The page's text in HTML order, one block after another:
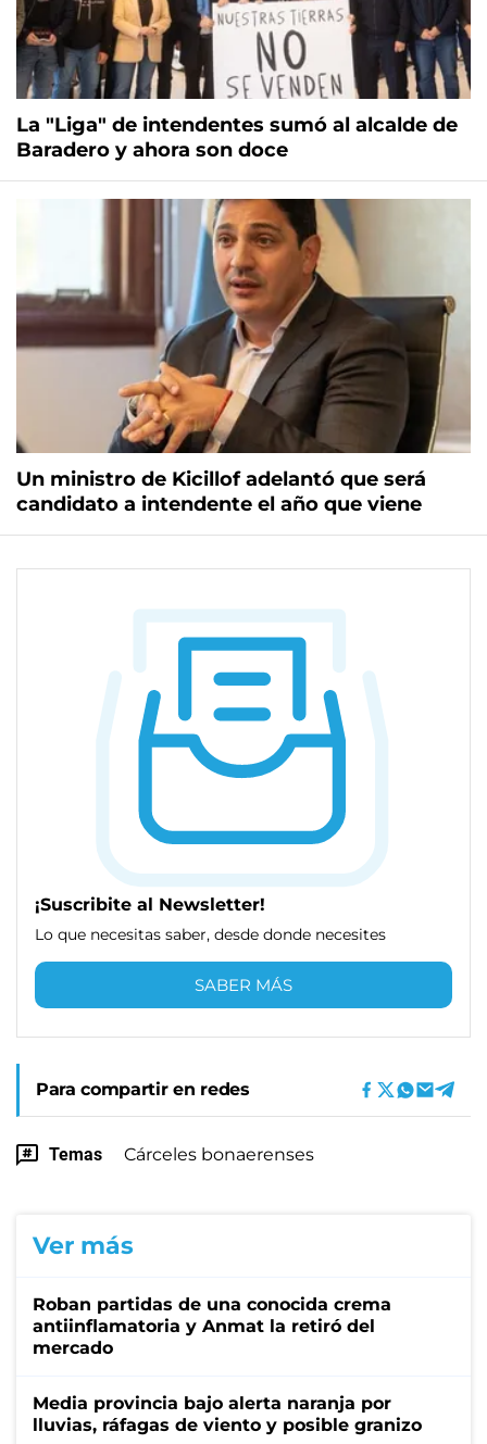
La "Liga" de intendentes sumó al alcalde de
Baradero y ahora son doce
Un ministro de Kicillof adelantó que será
candidato a intendente el año que viene
¡Suscribite al Newsletter!
Lo que necesitas saber, desde donde necesites
SABER MÁS
Para compartir en redes
Temas Cárceles bonaerenses
Ver más
Roban partidas de una conocida crema
antiinflamatoria y Anmat la retiró del
mercado
Media provincia bajo alerta naranja por
lluvias, ráfagas de viento y posible granizo